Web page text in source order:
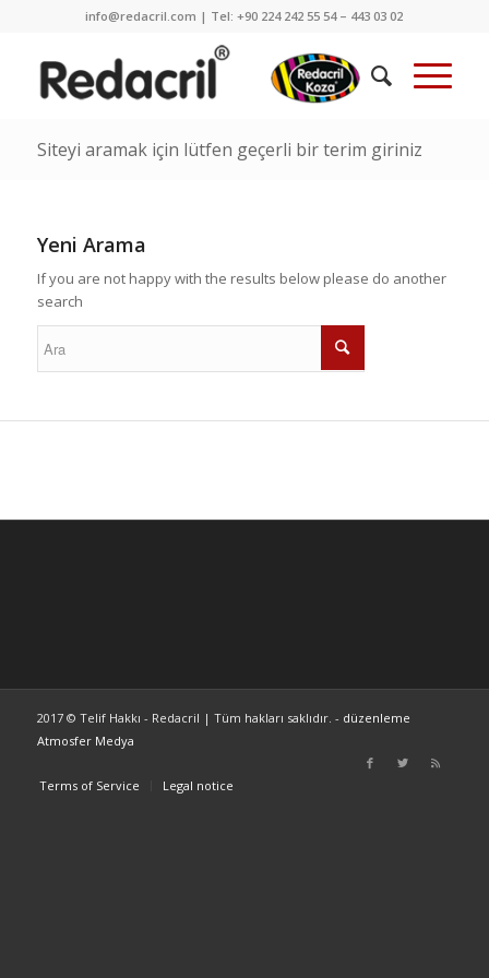
info@redacril.com | Tel: +90 224 242 55 54 – 443 03 02
Siteyi aramak için lütfen geçerli bir terim giriniz
Yeni Arama
If you are not happy with the results below please do another
search
2017 © Telif Hakkı - Redacril | Tüm hakları saklıdır. - düzenleme
Atmosfer Medya
Terms of Service Legal notice